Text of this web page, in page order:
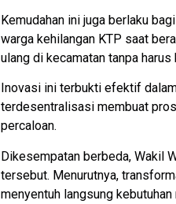
Kemudahan ini juga berlaku
warga kehilangan KTP saat
ulang di kecamatan tanpa harus
Inovasi ini terbukti efektif
terdesentralisasi membuat
percaloan.
Dikesempatan berbeda, Wakil
tersebut. Menurutnya,
menyentuh langsung kebutuhan